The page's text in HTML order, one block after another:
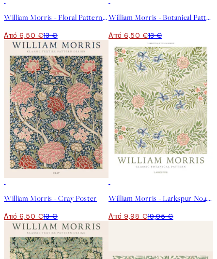
William Morris - Floral Pattern Poster
Από 6,50 €13 €
William Morris - Botanical Pattern Poster
Από 6,50 €13 €
William Morris - Cray Poster
Από 6,50 €13 €
William Morris - Larkspur No4 Poster
Από 9,98 €19,95 €